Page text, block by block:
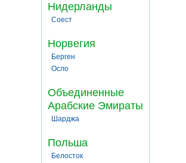
Нидерланды
Соест
Норвегия
Берген
Осло
Объединенные
Арабские Эмираты
Шарджа
Польша
Белосток